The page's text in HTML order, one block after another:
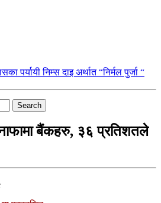
पर्यायी निम्स दाइ अर्थात “निर्मल पुर्जा “
Search
नाफामा बैंकहरु, ३६ प्रतिशतले